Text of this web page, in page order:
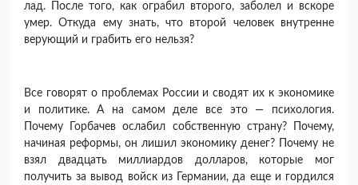
лад. После того, как ограбил второ­го, заболел и вскоре
умер. Откуда ему знать, что второй человек внутренне
верующий и грабить его нельзя?
Все говорят о проблемах России и сводят их к экономике
и политике. А на самом деле все это — психология.
Почему Горбачев ослабил собствен­ную страну? Почему,
начиная реформы, он ли­шил экономику денег? Почему не
взял двадцать миллиардов долларов, которые мог
получить за вывод войск из Германии, да еще и гордился